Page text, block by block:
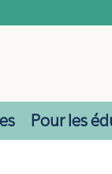
Pour les